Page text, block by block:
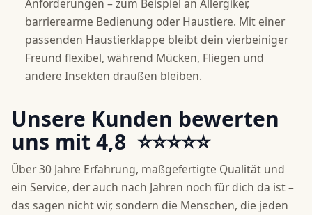
Anforderungen – zum Beispiel an Allergiker,
barrierearme Bedienung oder Haustiere. Mit einer
passenden Haustierklappe bleibt dein vierbeiniger
Freund flexibel, während Mücken, Fliegen und
andere Insekten draußen bleiben.
Unsere Kunden bewerten
uns mit 4,8 ⭐⭐⭐⭐⭐
Über 30 Jahre Erfahrung, maßgefertigte Qualität und
ein Service, der auch nach Jahren noch für dich da ist –
das sagen nicht wir, sondern die Menschen, die jeden